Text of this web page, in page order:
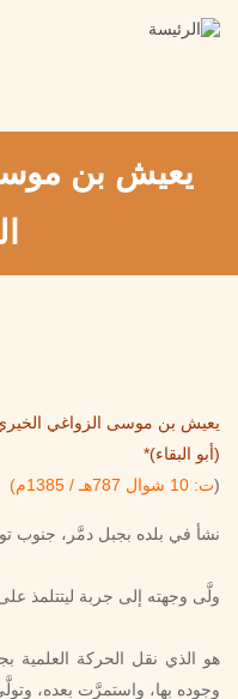
إلى
يعيش بن
يعيش بن موسى الزواغي
(أبو البقاء)*
(ت: 10 شوال 787هـ / 1385م)
نشأ في بلده بجبل دمَّر، جنوب
ولَّى وجهته إلى جربة ليتتلمذ
هو الذي نقل الحركة العلمية
وجوده بها، واستمرَّت بعده،